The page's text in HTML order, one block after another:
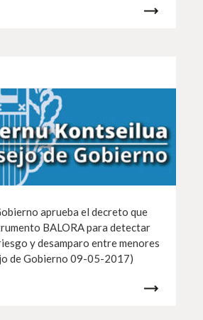
aprueba el decreto que
BALORA para detectar
y desamparo entre menores
de Gobierno 09-05-2017)